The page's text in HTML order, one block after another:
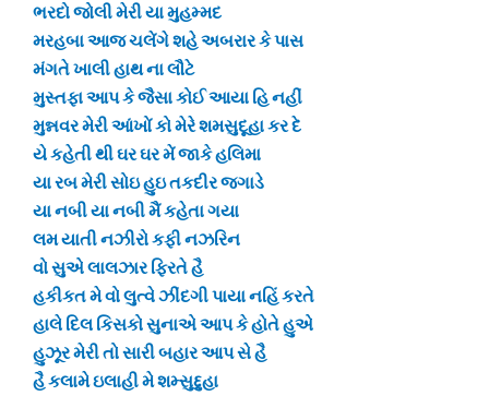
ભરદો જોલી મેરી યા મુહમ્મદ
મરહબા આજ ચલેંગે શહે અબરાર કે પાસ
મંગતે ખાલી હાથ ના લૌટે
મુસ્તફા આપ કે જૈસા કોઈ આયા હિ નહીં
મુન્નવર મેરી આંખોં કો મેરે શમસુદૂહા કર દે
યે કહેતી થી ઘર ઘર મેં જાકે હલિમા
યા રબ મેરી સોઇ હુઇ તકદીર જગાડે
યા નબી યા નબી મૈં કહેતા ગયા
લમ યાતી નઝીરો કફી નઝરિન
વો સુએ લાલઝાર ફિરતે હૈ
હકીકત મે વો લુત્વે ઝીંદગી પાયા નહિં કરતે
હાલે દિલ કિસકો સુનાએ આપ કે હોતે હુએ
હુઝૂર મેરી તો સારી બહાર આપ સે હૈ
હૈ કલામે ઇલાહી મે શમ્સુદ્દુહા